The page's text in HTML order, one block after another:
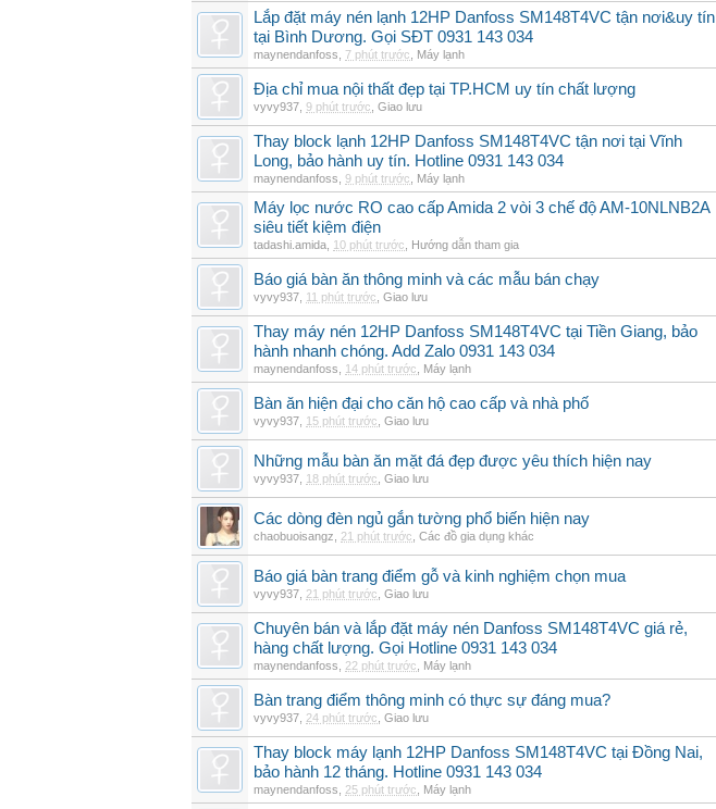
Lắp đặt máy nén lạnh 12HP Danfoss SM148T4VC tận nơi&uy tín
tại Bình Dương. Gọi SĐT 0931 143 034
maynendanfoss 7 phút trước Máy lạnh
Địa chỉ mua nội thất đẹp tại TP.HCM uy tín chất lượng
vyvy937 9 phút trước Giao lưu
Thay block lạnh 12HP Danfoss SM148T4VC tận nơi tại Vĩnh
Long, bảo hành uy tín. Hotline 0931 143 034
maynendanfoss 9 phút trước Máy lạnh
Máy lọc nước RO cao cấp Amida 2 vòi 3 chế độ AM-10NLNB2A
siêu tiết kiệm điện
tadashi.amida 10 phút trước Hướng dẫn tham gia
Báo giá bàn ăn thông minh và các mẫu bán chạy
vyvy937 11 phút trước Giao lưu
Thay máy nén 12HP Danfoss SM148T4VC tại Tiền Giang, bảo
hành nhanh chóng. Add Zalo 0931 143 034
maynendanfoss 14 phút trước Máy lạnh
Bàn ăn hiện đại cho căn hộ cao cấp và nhà phố
vyvy937 15 phút trước Giao lưu
Những mẫu bàn ăn mặt đá đẹp được yêu thích hiện nay
vyvy937 18 phút trước Giao lưu
Các dòng đèn ngủ gắn tường phổ biến hiện nay
chaobuoisangz 21 phút trước Các đồ gia dụng khác
Báo giá bàn trang điểm gỗ và kinh nghiệm chọn mua
vyvy937 21 phút trước Giao lưu
Chuyên bán và lắp đặt máy nén Danfoss SM148T4VC giá rẻ,
hàng chất lượng. Gọi Hotline 0931 143 034
maynendanfoss 22 phút trước Máy lạnh
Bàn trang điểm thông minh có thực sự đáng mua?
vyvy937 24 phút trước Giao lưu
Thay block máy lạnh 12HP Danfoss SM148T4VC tại Đồng Nai,
bảo hành 12 tháng. Hotline 0931 143 034
maynendanfoss 25 phút trước Máy lạnh